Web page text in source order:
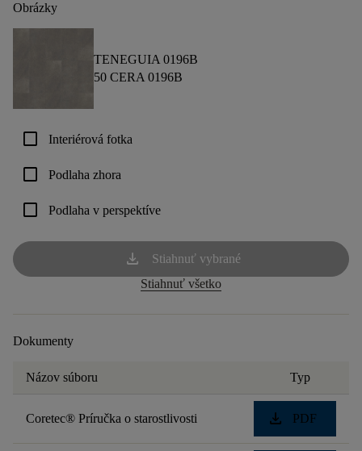
Obrázky
TENEGUIA 0196B
50 CERA 0196B
check_box_outline_blank Interiérová fotka
check_box_outline_blank Podlaha zhora
check_box_outline_blank Podlaha v perspektíve
download
Stiahnuť vybrané
Stiahnuť všetko
Dokumenty
Názov súboru Typ
Coretec® Príručka o starostlivosti download PDF